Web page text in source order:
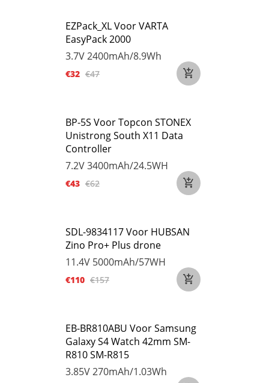
EZPack_XL Voor VARTA
EasyPack 2000
3.7V2400mAh/8.9Wh
€32 €47
BP-5S Voor Topcon STONEX
Unistrong South X11 Data
Controller
7.2V3400mAh/24.5WH
€43 €62
SDL-9834117 Voor HUBSAN
Zino Pro+ Plus drone
11.4V 5000mAh/57WH
€110 €157
EB-BR810ABU Voor Samsung
Galaxy S4 Watch 42mm SM-
R810 SM-R815
3.85V270mAh/1.03Wh